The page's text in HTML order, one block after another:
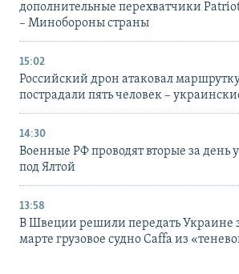
дополнительные перехватчики Patriot
– Минобороны страны
15:02
Российский дрон атаковал
пострадали пять человек –
14:30
Военные РФ проводят вторые за день
под Ялтой
13:58
В Швеции решили передать Украине
марте грузовое судно Caffa из